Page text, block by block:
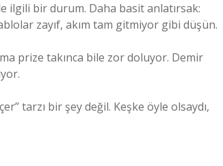
ilgili bir durum. Daha basit anlatırsak:
zayıf, akım tam gitmiyor gibi düşün.
prize takınca bile zor doluyor. Demir
tarzı bir şey değil. Keşke öyle olsaydı,